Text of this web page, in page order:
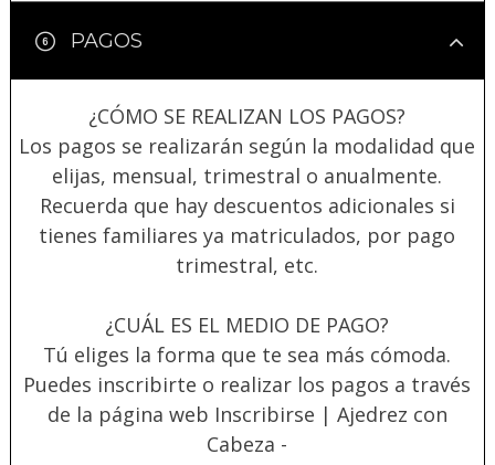
PAGOS
¿CÓMO SE REALIZAN LOS PAGOS?
Los pagos se realizarán según la modalidad que
elijas, mensual, trimestral o anualmente.
Recuerda que hay descuentos adicionales si
tienes familiares ya matriculados, por pago
trimestral, etc.
¿CUÁL ES EL MEDIO DE PAGO?
Tú eliges la forma que te sea más cómoda.
Puedes inscribirte o realizar los pagos a través
de la página web Inscribirse | Ajedrez con
Cabeza -